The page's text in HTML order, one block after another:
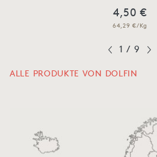
4,50 €
64,29 €/Kg
1 / 9
ALLE PRODUKTE VON DOLFIN